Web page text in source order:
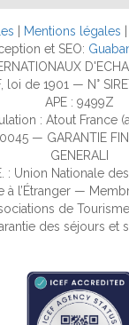
Mentions légales
et SEO:
loi de 1901 — N°
APE : 9499Z
: Atout France
— GARANTIE
GENERALI
: Union Nationale
l’Étranger —
de
des séjours et